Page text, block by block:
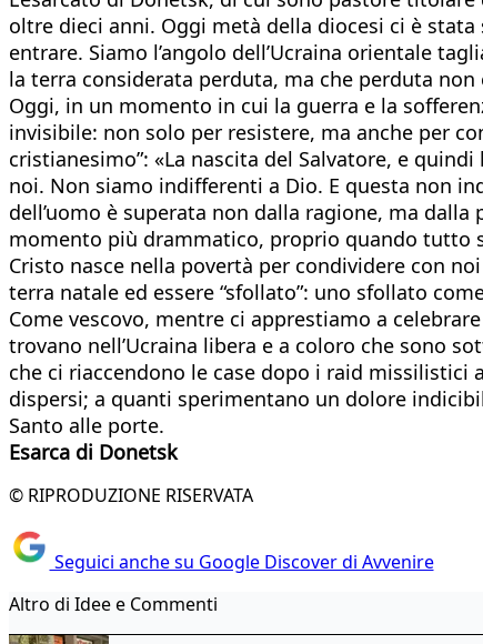
oltre dieci anni. Oggi metà della diocesi ci è
entrare. Siamo l’angolo dell’Ucraina orientale
la terra considerata perduta, ma che perduta
Oggi, in un momento in cui la guerra e la
invisibile: non solo per resistere, ma anche per
cristianesimo”: «La nascita del Salvatore, e
noi. Non siamo indifferenti a Dio. E questa non
dell’uomo è superata non dalla ragione, ma
momento più drammatico, proprio quando tutto
Cristo nasce nella povertà per condividere con
terra natale ed essere “sfollato”: uno sfollato
Come vescovo, mentre ci apprestiamo a
trovano nell’Ucraina libera e a coloro che sono
che ci riaccendono le case dopo i raid
dispersi; a quanti sperimentano un dolore
Santo alle porte.
Esarca di Donetsk
© RIPRODUZIONE RISERVATA
Seguici anche su Google Discover di Avvenire
Altro di Idee e Commenti